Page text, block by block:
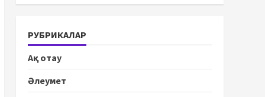
РУБРИКАЛАР
Ақ отау
Әлеумет